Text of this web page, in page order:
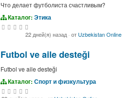
Что делает футболиста счастливым?
Каталог: Этика
22 дней(я) назад · от Uzbekistan Online
Futbol ve aile desteği
Futbol ve aile desteği
Каталог: Спорт и физкультура